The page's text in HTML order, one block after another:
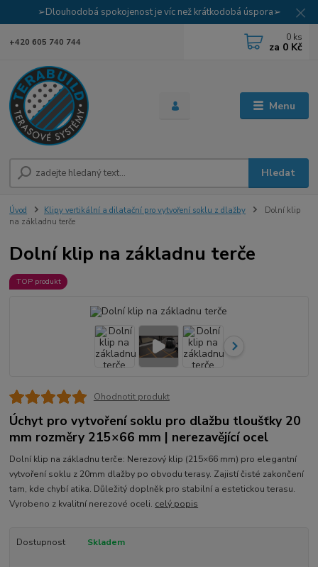
➢Dlouhodobá spokojenost je víc než krátkodobá úspora➢
Menu
Hledat
+420 605 740 744 0 ks
za 0 Kč
Úvod Klipy vertikální a dilatační pro vytvoření soklu z dlažby
Dolní klip
na základnu terče
Dolní klip na základnu terče
TOP produkt
Ohodnotit produkt
Úchyt pro vytvoření soklu pro dlažbu tloušťky 20
mm rozměry 215×66 mm | nerezavějící ocel
Dolní klip na základnu terče: Nerezový klip (215×66 mm) pro elegantní
vytvoření soklu z 20mm dlažby po obvodu terasy. Zajistí čisté zakončení
tam, kde chybí atika. Důležitý doplněk pro stabilní a estetickou terasu.
Vyrobeno z kvalitní nerezové oceli. celý popis
Dostupnost Skladem